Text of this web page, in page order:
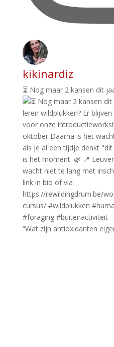
kikinardiz
⏳ Nog maar 2 kansen dit
“Wat zijn antioxidanten